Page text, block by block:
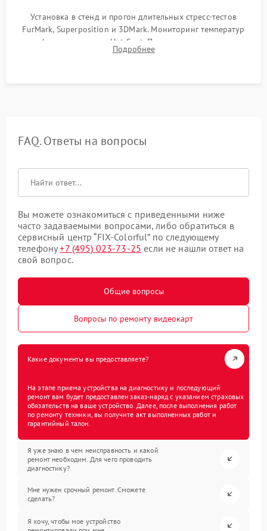
Установка в стенд и прогон длительных стресс-тестов
FurMark, Superposition и 3DMark. Мониторинг температур
графического чипа и Hot Spot. Проверка на отсутствие
артефактов изображения, вылетов драйвера и зависаний.
Подробнее
FAQ. Ответы на вопросы
Вы можете ознакомиться с приведенными ниже
часто задаваемыми вопросами, либо обратиться в
сервисный центр “FIX-Colorful” по следующему
телефону+7 (495) 023-73-25 если не нашли ответ на
свой вопрос.
Общие вопросы
Вопросы по ремонту видеокарт
Какие документы вы предоставляете?
На этапе приема устройства на диагностику и последующий
ремонт вам будет предоставлен заказ-наряд с указанием страховых
обязательств на ваше устройство. Далее, после выполнения работ
по ремонту техники, вы получите акт выполненных работ и
гарантийный талон.
Я уже знаю в чем неисправность и какой
ремонт необходим. Для чего проводить
диагностику?
Мне нужен срочный ремонт. Сможете
сделать?
Я хочу, чтобы мое устройство